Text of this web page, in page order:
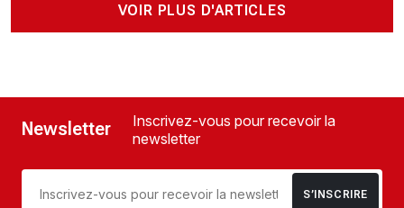
VOIR PLUS D'ARTICLES
Newsletter
Inscrivez-vous pour recevoir la
newsletter
S’INSCRIRE